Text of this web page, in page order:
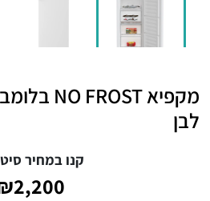
לבן
קנו במחיר